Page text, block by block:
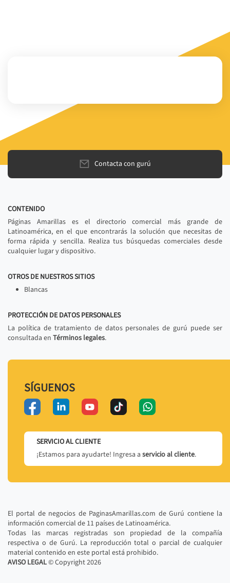
Contacta con gurú
CONTENIDO
Páginas Amarillas es el directorio comercial más grande de
Latinoamérica, en el que encontrarás la solución que necesitas de
forma rápida y sencilla. Realiza tus búsquedas comerciales desde
cualquier lugar y dispositivo.
OTROS DE NUESTROS SITIOS
Blancas
PROTECCIÓN DE DATOS PERSONALES
La política de tratamiento de datos personales de gurú puede ser
consultada en Términos legales.
SÍGUENOS
SERVICIO AL CLIENTE
¡Estamos para ayudarte! Ingresa a servicio al cliente.
El portal de negocios de PaginasAmarillas.com de Gurú contiene la
información comercial de 11 países de Latinoamérica.
Todas las marcas registradas son propiedad de la compañía
respectiva o de Gurú. La reproducción total o parcial de cualquier
material contenido en este portal está prohibido.
AVISO LEGAL© Copyright2026